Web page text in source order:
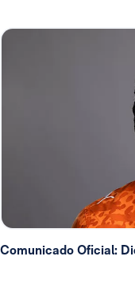
Comunicado Oficial: